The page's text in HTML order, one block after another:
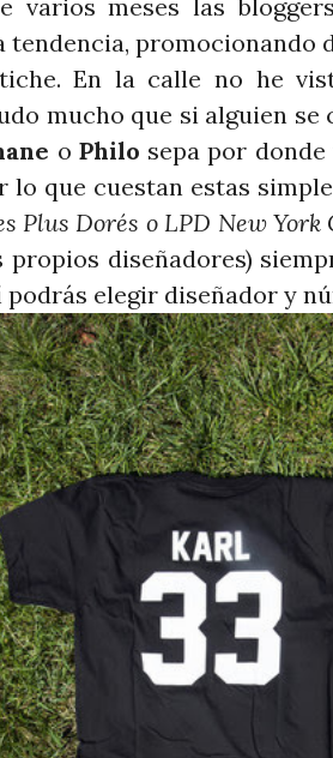
meses las
tendencia, promocionando
En la calle no he
mucho que si alguien se
o Philo sepa por
lo que cuestan estas
Plus Dorés o LPD New York
propios diseñadores)
podrás elegir diseñador y